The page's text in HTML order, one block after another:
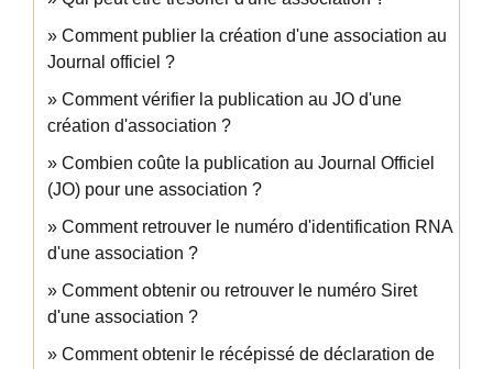
Comment publier la création d'une association au
Journal officiel ?
Comment vérifier la publication au JO d'une
création d'association ?
Combien coûte la publication au Journal Officiel
(JO) pour une association ?
Comment retrouver le numéro d'identification RNA
d'une association ?
Comment obtenir ou retrouver le numéro Siret
d'une association ?
Comment obtenir le récépissé de déclaration de